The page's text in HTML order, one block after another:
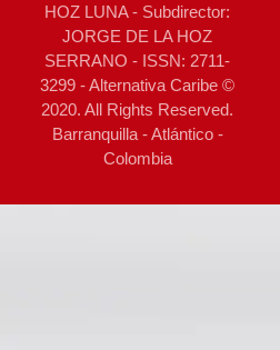
HOZ LUNA - Subdirector:
JORGE DE LA HOZ
SERRANO - ISSN: 2711-
3299 - Alternativa Caribe ©
2020. All Rights Reserved.
Barranquilla - Atlántico -
Colombia